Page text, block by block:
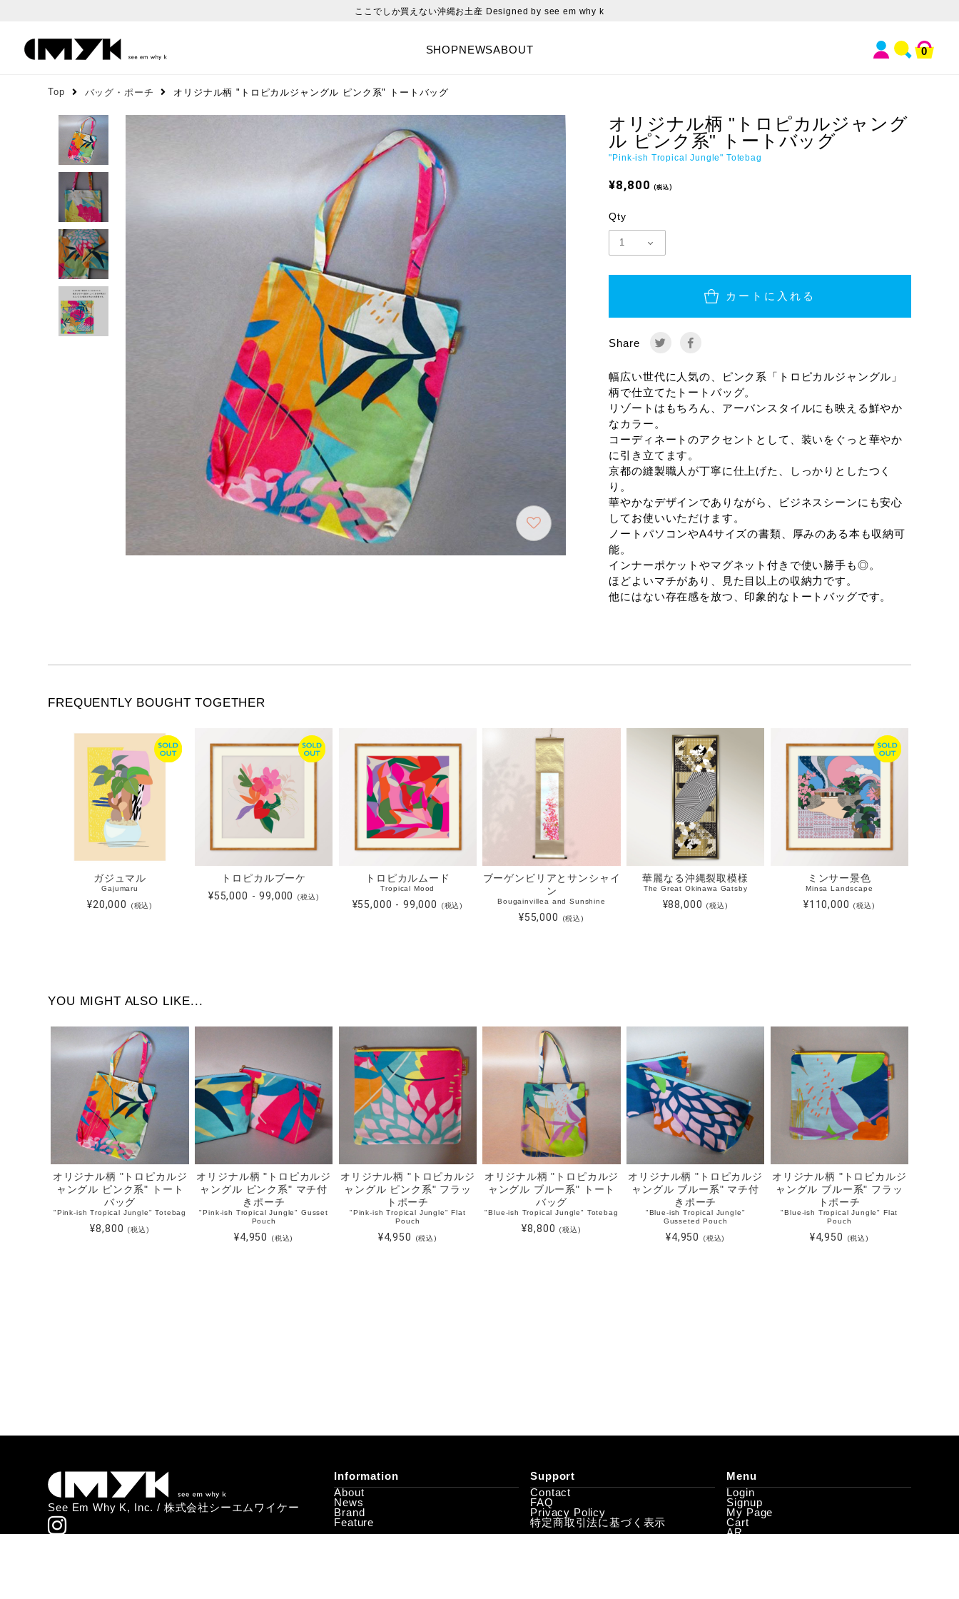
ここでしか買えない沖縄お土産 Designed by see em why k
SHOPNEWSABOUT 0
Top バッグ・ポーチ オリジナル柄 "トロピカルジャングル ピンク系" トートバッグ
オリジナル柄 "トロピカルジャング
ル ピンク系" トートバッグ
"Pink-ish Tropical Jungle" Totebag
¥8,800(税込)
Qty
カートに入れる
Share
幅広い世代に人気の、ピンク系「トロピカルジャングル」
柄で仕立てたトートバッグ。
リゾートはもちろん、アーバンスタイルにも映える鮮やか
なカラー。
コーディネートのアクセントとして、装いをぐっと華やか
に引き立てます。
京都の縫製職人が丁寧に仕上げた、しっかりとしたつく
り。
華やかなデザインでありながら、ビジネスシーンにも安心
してお使いいただけます。
ノートパソコンやA4サイズの書類、厚みのある本も収納可
能。
インナーポケットやマグネット付きで使い勝手も◎。
ほどよいマチがあり、見た目以上の収納力です。
他にはない存在感を放つ、印象的なトートバッグです。
FREQUENTLY BOUGHT TOGETHER
ガジュマル
Gajumaru
¥20,000 (税込)
トロピカルブーケ
¥55,000 - 99,000
(税込)
トロピカルムード
Tropical Mood
¥55,000 - 99,000 (税込)
ブーゲンビリアとサンシャイ
ン
Bougainvillea and Sunshine
¥55,000 (税込)
華麗なる沖縄裂取模様
The Great Okinawa Gatsby
¥88,000 (税込)
ミンサー景色
Minsa Landscape
¥110,000 (税込)
YOU MIGHT ALSO LIKE...
オリジナル柄 "トロピカルジ
ャングル ピンク系" トート
バッグ
"Pink-ish Tropical Jungle" Totebag
¥8,800 (税込)
オリジナル柄 "トロピカルジ
ャングル ピンク系" マチ付
きポーチ
"Pink-ish Tropical Jungle" Gusset
Pouch
¥4,950 (税込)
オリジナル柄 "トロピカルジ
ャングル ピンク系" フラッ
トポーチ
"Pink-ish Tropical Jungle" Flat
Pouch
¥4,950 (税込)
オリジナル柄 "トロピカルジ
ャングル ブルー系" トート
バッグ
"Blue-ish Tropical Jungle" Totebag
¥8,800 (税込)
オリジナル柄 "トロピカルジ
ャングル ブルー系" マチ付
きポーチ
"Blue-ish Tropical Jungle"
Gusseted Pouch
¥4,950 (税込)
オリジナル柄 "トロピカルジ
ャングル ブルー系" フラッ
トポーチ
"Blue-ish Tropical Jungle" Flat
Pouch
¥4,950 (税込)
See Em Why K, Inc. / 株式会社シーエムワイケー
Information
About
News
Brand
Feature
Support
Contact
FAQ
Privacy Policy
特定商取引法に基づく表示
Menu
Login
Signup
My Page
Cart
AR